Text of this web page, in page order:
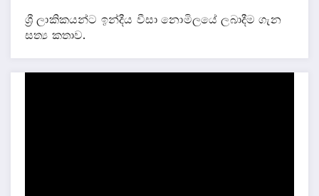
ශ්‍රී ලාකිකයන්ට ඉන්දීය වීසා නොමිලයේ ලබාදීම ගැන
සත්‍ය කතාව.